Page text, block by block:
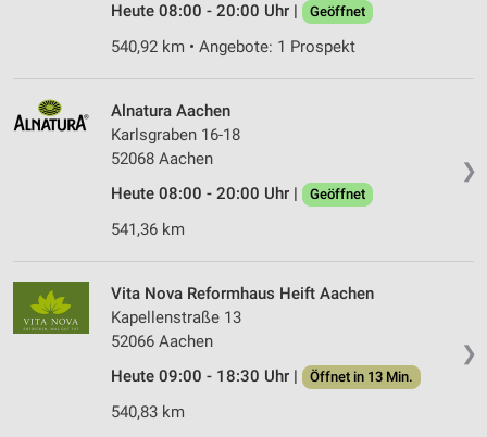
Heute 08:00 - 20:00 Uhr |
Geöffnet
540,92 km • Angebote: 1 Prospekt
❯
Alnatura Aachen
Karlsgraben 16-18
52068 Aachen
Heute 08:00 - 20:00 Uhr |
Geöffnet
541,36 km
❯
Vita Nova Reformhaus Heift Aachen
Kapellenstraße 13
52066 Aachen
Heute 09:00 - 18:30 Uhr |
Öffnet in 13 Min.
540,83 km